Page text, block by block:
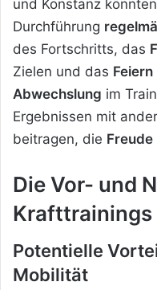
und Konstanz
Durchführung
des Fortschritts, das
Zielen und das Feiern
Abwechslung im
Ergebnissen mit
beitragen, die Freude
Die Vor- und
Krafttrainings
Potentielle
Mobilität